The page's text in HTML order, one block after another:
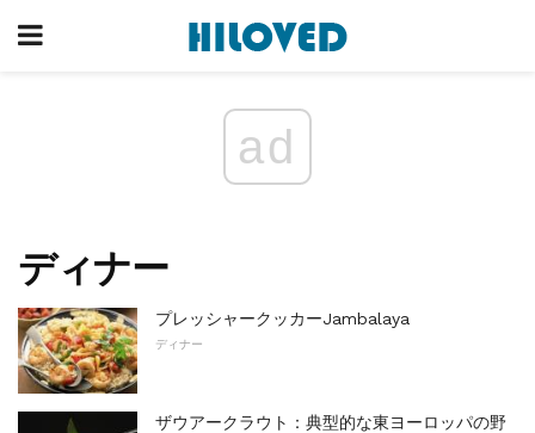
ad
ディナー
プレッシャークッカーJambalaya
ディナー
ザウアークラウト：典型的な東ヨーロッパの野